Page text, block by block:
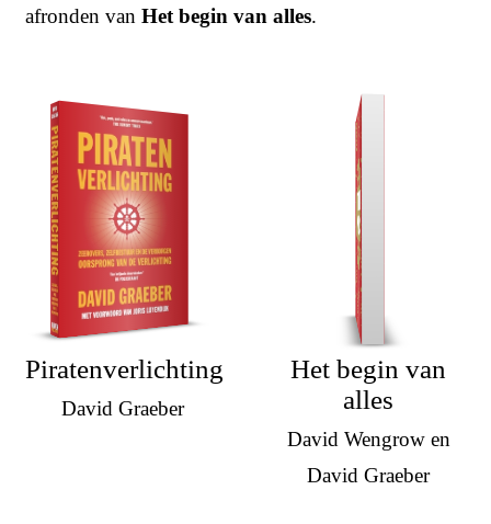
afronden van Het begin van alles.
Piratenverlichting
David Graeber
Het begin van
alles
David Wengrow en
David Graeber